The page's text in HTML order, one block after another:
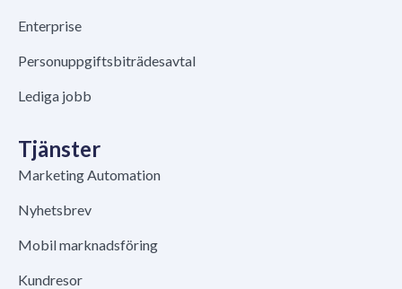
Enterprise
Personuppgiftsbiträdesavtal
Lediga jobb
Tjänster
Marketing Automation
Nyhetsbrev
Mobil marknadsföring
Kundresor